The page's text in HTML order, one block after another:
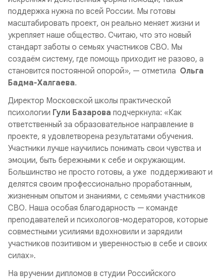
поддержка нужна по всей России. Мы готовы
масштабировать проект, он реально меняет жизни и
укрепляет наше общество. Считаю, что это новый
стандарт заботы о семьях участников СВО. Мы
создаём систему, где помощь приходит не разово, а
становится постоянной опорой», — отметила Ольга
Бадма-Халгаева.
Директор Московской школы практической
психологии Гули Базарова подчеркнула: «Как
ответственный за образовательное направление в
проекте, я удовлетворена результатами обучения.
Участники лучше научились понимать свои чувства и
эмоции, быть бережными к себе и окружающим.
Большинство не просто готовы, а уже поддерживают и
делятся своим профессионально проработанным,
жизненным опытом и знаниями, с семьями участников
СВО. Наша особая благодарность — команде
преподавателей и психологов-модераторов, которые
совместными усилиями вдохновили и зарядили
участников позитивом и уверенностью в себе и своих
силах».
На вручении дипломов в студии Российского